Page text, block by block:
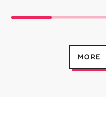
した ⁡
MORE